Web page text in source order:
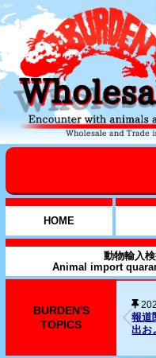
HOME
動物輸入
Animal import
BURDEN'S
TOPICS
る略式命令の発